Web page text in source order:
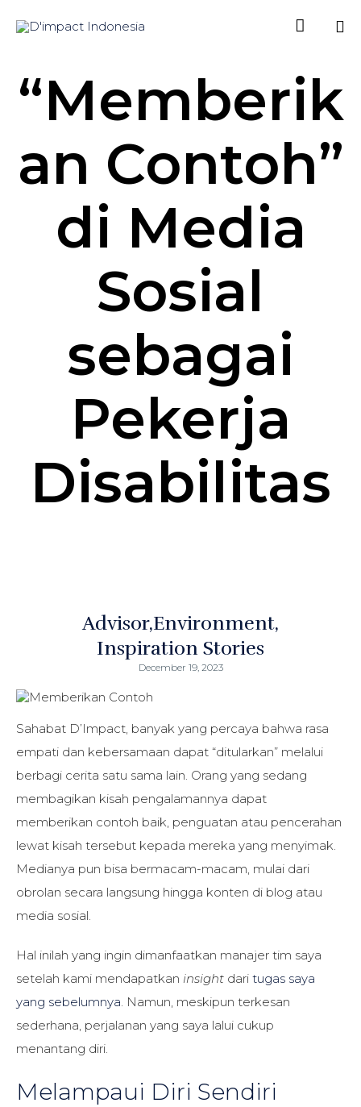

“Memberik
an Contoh”
di Media
Sosial
sebagai
Pekerja
Disabilitas
Advisor Environment
Inspiration Stories
December 19, 2023
Sahabat D’Impact, banyak yang percaya bahwa rasa
empati dan kebersamaan dapat “ditularkan” melalui
berbagi cerita satu sama lain. Orang yang sedang
membagikan kisah pengalamannya dapat
memberikan contoh baik, penguatan atau pencerahan
lewat kisah tersebut kepada mereka yang menyimak.
Medianya pun bisa bermacam-macam, mulai dari
obrolan secara langsung hingga konten di blog atau
media sosial.
Hal inilah yang ingin dimanfaatkan manajer tim saya
setelah kami mendapatkan insight dari tugas saya
yang sebelumnya. Namun, meskipun terkesan
sederhana, perjalanan yang saya lalui cukup
menantang diri.
Melampaui Diri Sendiri